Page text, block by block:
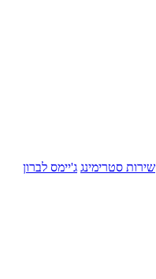
שירות סטרימינג ג'יימס לברון